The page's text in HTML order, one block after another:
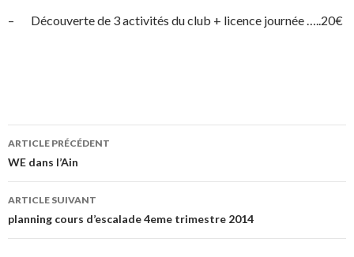
– Découverte de 3 activités du club + licence journée …..20€
Navigation de l’article
ARTICLE PRÉCÉDENT
WE dans l’Ain
ARTICLE SUIVANT
planning cours d’escalade 4eme trimestre 2014